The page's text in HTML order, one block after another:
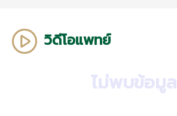
วิดีโอแพทย์
ไม่พบข้อมูล